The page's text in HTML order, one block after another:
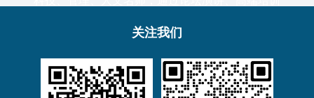
升维！
复育智库总部位于上海，服务于金融、通信、能
源、制造、医药等产业的大型客户。
关注我们